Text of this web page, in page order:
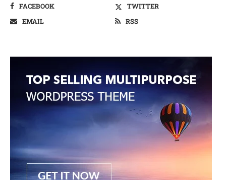
FACEBOOK
TWITTER
EMAIL
RSS